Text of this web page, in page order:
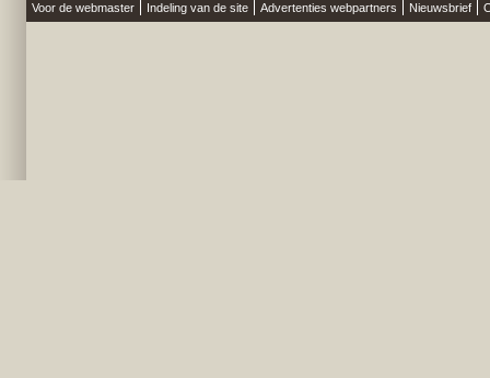
Voor de webmaster Indeling van de site Advertenties webpartners Nieuwsbrief